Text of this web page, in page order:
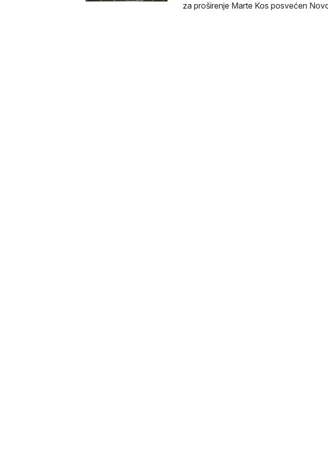
za proširenje Marte Kos posvećen